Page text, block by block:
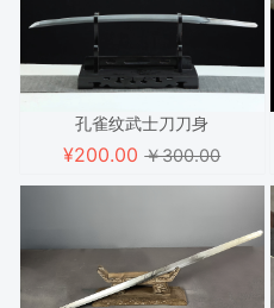
孔雀纹武士刀刀身
¥200.00￥300.00